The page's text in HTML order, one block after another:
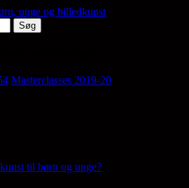
Masterclasses 2019-20
aktører på tværs af
fødekæde
til børn og unge?